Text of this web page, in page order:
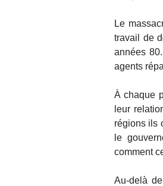
Le
travail de
années
agents
À chaque
leur
régions ils
le
comment
Au-delà